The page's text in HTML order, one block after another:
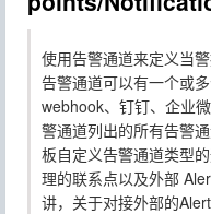
使用告警通道来定义当
告警通道可以有一个或
webhook、钉钉、企业
警通道列出的所有告警
板自定义告警通道类型
理的联系点以及外部
讲，关于对接外部的